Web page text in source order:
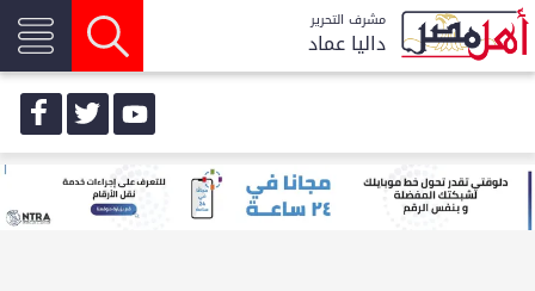
مشرف التحرير
داليا عماد